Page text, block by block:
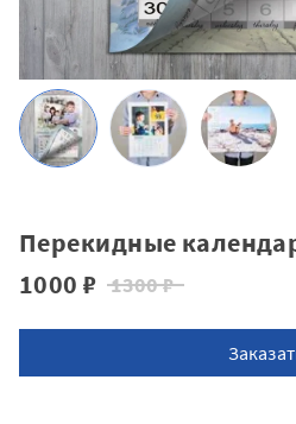
Перекидные
1000 ₽ 1300 ₽